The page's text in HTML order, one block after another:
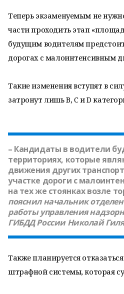
Теперь экзаменуемым не
части проходить этап
будущим водителям
дорогах с малоинтенсивным
Такие изменения вступят в
затронут лишь B, C и D
– Кандидаты в водители
территориях, которые
движения других
участке дороги с
на тех же стоянках возле
пояснил начальник
работы управления
ГИБДД РоссииНиколай
Также планируется
штрафной системы, которая